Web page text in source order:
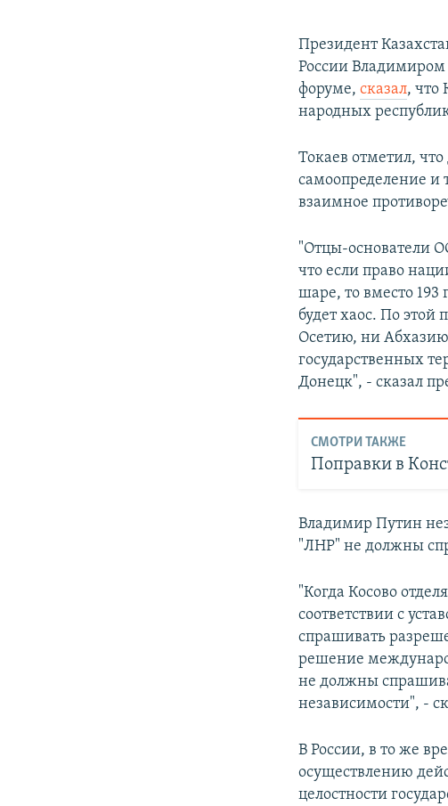
Президент
России
форуме,сказал, что
народных
Токаев отметил,
самоопределение и
взаимное
"Отцы-основатели
что если право
шаре, то вместо 193
будет хаос. По
Осетию, ни
государственных
Донецк", - сказал
СМОТРИ ТАКЖЕ
Поправки в
Владимир Путин
"ЛНР" не должны
"Когда Косово
соответствии с
спрашивать
решение
не должны
независимости", -
В России, в то же
осуществлению
целостности